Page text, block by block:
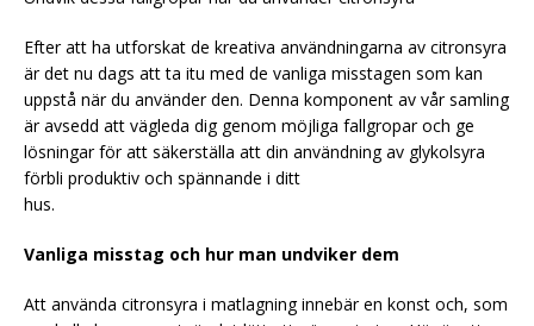
Efter att ha utforskat de kreativa användningarna av citronsyra
är det nu dags att ta itu med de vanliga misstagen som kan
uppstå när du använder den. Denna komponent av vår samling
är avsedd att vägleda dig genom möjliga fallgropar och ge
lösningar för att säkerställa att din användning av glykolsyra
förbli produktiv och spännande i ditt
hus.
Vanliga misstag och hur man undviker dem
Att använda citronsyra i matlagning innebär en konst och, som